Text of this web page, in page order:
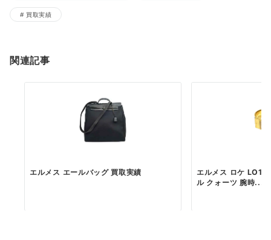
買取実績
関連記事
エルメス エールバッグ 買取実績
エルメス ロケ
ル クォーツ 腕時...